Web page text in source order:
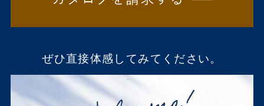
ぜひ直接体感してみてください。